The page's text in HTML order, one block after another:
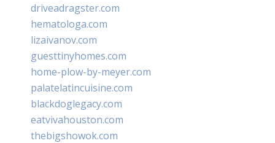
driveadragster.com
hematologa.com
lizaivanov.com
guesttinyhomes.com
home-plow-by-meyer.com
palatelatincuisine.com
blackdoglegacy.com
eatvivahouston.com
thebigshowok.com